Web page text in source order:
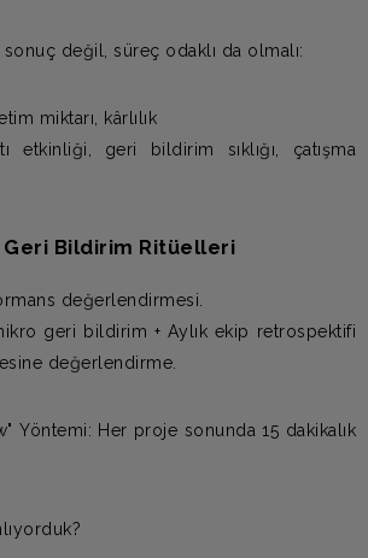
değil, süreç odaklı da olmalı:
miktarı, kârlılık
etkinliği, geri bildirim sıklığı, çatışma
Geri Bildirim Ritüelleri
değerlendirmesi.
geri bildirim + Aylık ekip retrospektifi
değerlendirme.
Yöntemi: Her proje sonunda 15 dakikalık